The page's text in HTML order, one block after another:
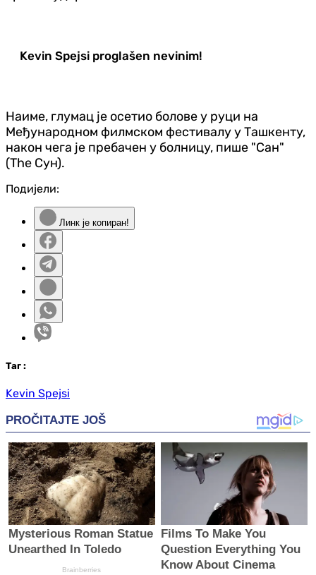
Kevin Spejsi proglašen nevinim!
Наиме, глумац је осетио болове у руци на
Међународном филмском фестивалу у Ташкенту,
након чега је пребачен у болницу, пише "Сан"
(The Сун).
Подијели:
Линк је копиран!
Таг :
Kevin Spejsi